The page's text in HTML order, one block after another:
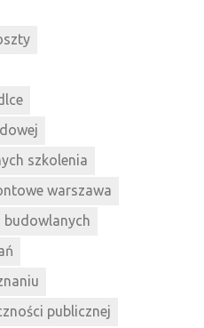
szkolenia
warszawa
budowlanych
publicznej